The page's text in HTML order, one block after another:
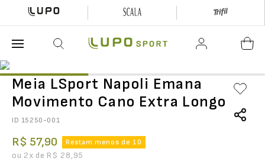
Meia LSport Napoli Emana
Movimento Cano Extra Longo
ID 15250-001
R$ 57,90 Restam menos de 10
ou 2x de R$ 28,95